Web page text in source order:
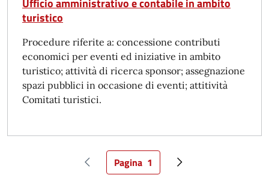
Ufficio amministrativo e contabile in ambito
turistico
Procedure riferite a: concessione contributi
economici per eventi ed iniziative in ambito
turistico; attività di ricerca sponsor; assegnazione
spazi pubblici in occasione di eventi; attitività
Comitati turistici.
Pagina precedente
Pagina attuale
Pagina 1 Pagina successiva